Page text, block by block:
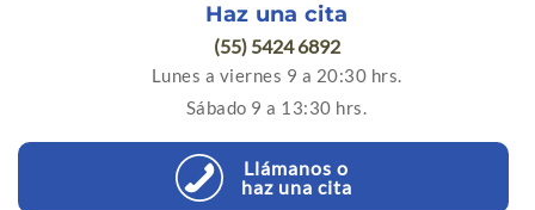
Haz una cita
(55) 5424 6892
Lunes a viernes 9 a 20:30 hrs.
Sábado 9 a 13:30 hrs.
Llámanos o
haz una cita